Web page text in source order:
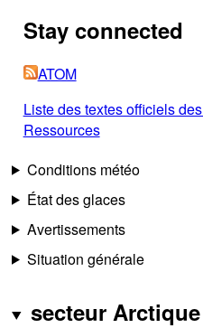
Stay connected
ATOM
Liste des textes officiels
Ressources
Conditions météo
État des glaces
Avertissements
Situation générale
secteur